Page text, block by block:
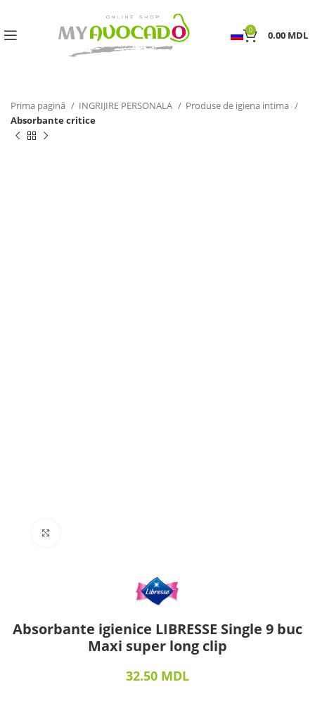
0 0.00 MDL
Prima pagină INGRIJIRE PERSONALA
Produse de igiena intima
Absorbante critice
Absorbante igienice LIBRESSE Single 9 buc
Maxi super long clip
32.50 MDL